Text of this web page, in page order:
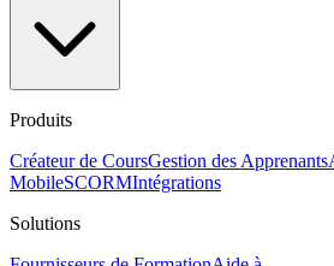
Produits
Créateur de CoursGestion des Apprenants
MobileSCORMIntégrations
Solutions